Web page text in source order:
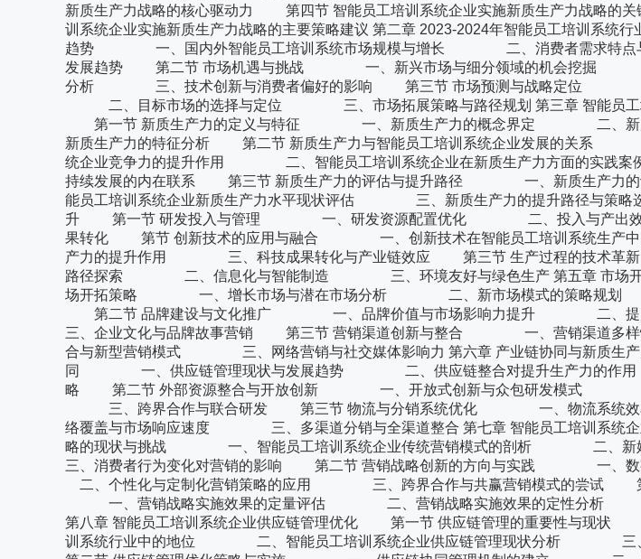
新质生产力战略的核心驱动力 第四节 智能员工培训系统企业实施新质生产力战略
训系统企业实施新质生产力战略的主要策略建议 第二章 2023-2024年智能员工培训系
趋势 一、国内外智能员工培训系统市场规模与增长 二、消费者需求特
发展趋势 第二节 市场机遇与挑战 一、新兴市场与细分领域的机会挖掘 二
分析 三、技术创新与消费者偏好的影响 第三节 市场预测与战略定位 一
二、目标市场的选择与定位 三、市场拓展策略与路径规划 第三章 智能员工培
第一节 新质生产力的定义与特征 一、新质生产力的概念界定 二、
新质生产力的特征分析 第二节 新质生产力与智能员工培训系统企业发展的关系
统企业竞争力的提升作用 二、智能员工培训系统企业在新质生产力方面的实
持续发展的内在联系 第三节 新质生产力的评估与提升路径 一、新质生产
能员工培训系统企业新质生产力水平现状评估 三、新质生产力的提升路径与策略选
升 第一节 研发投入与管理 一、研发资源配置优化 二、投入与产出
果转化 第节 创新技术的应用与融合 一、创新技术在智能员工培训系统生
产力的提升作用 三、科技成果转化与产业链效应 第三节 生产过程的技术
路径探索 二、信息化与智能制造 三、环境友好与绿色生产 第五章 市场开
场开拓策略 一、增长市场与潜在市场分析 二、新市场模式的策略规划
第二节 品牌建设与文化推广 一、品牌价值与市场影响力提升 二、
三、企业文化与品牌故事营销 第三节 营销渠道创新与整合 一、营销渠道
合与新型营销模式 三、网络营销与社交媒体影响力 第六章 产业链协同与新质生
同 一、供应链管理现状与发展趋势 二、供应链整合对提升生产力的作
略 第二节 外部资源整合与开放创新 一、开放式创新与众包研发模式 二
三、跨界合作与联合研发 第三节 物流与分销系统优化 一、物流系统
络覆盖与市场响应速度 三、多渠道分销与全渠道整合 第七章 智能员工培训系统
略的现状与挑战 一、智能员工培训系统企业传统营销模式的剖析 二、
三、消费者行为变化对营销的影响 第二节 营销战略创新的方向与实践 一、
二、个性化与定制化营销策略的应用 三、跨界合作与共赢营销模式的尝试 第
一、营销战略实施效果的定量评估 二、营销战略实施效果的定性分析
第八章 智能员工培训系统企业供应链管理优化 第一节 供应链管理的重要性与现
训系统行业中的地位 二、智能员工培训系统企业供应链管理现状分析 三